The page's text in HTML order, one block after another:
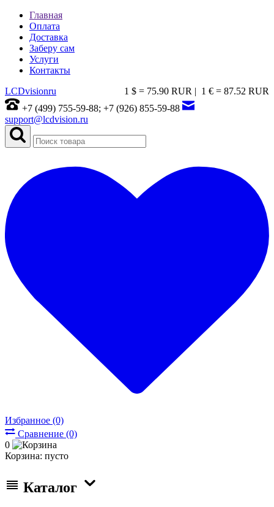
Главная
Оплата
Доставка
Заберу сам
Услуги
Контакты
1 € = 87.52 RUR
1 $ = 75.90 RUR |
LCDvisionru
+7 (499) 755-59-88; +7 (926) 855-59-88
support@lcdvision.ru
Избранное (0)
Сравнение (0)
0
Корзина: пусто
Каталог